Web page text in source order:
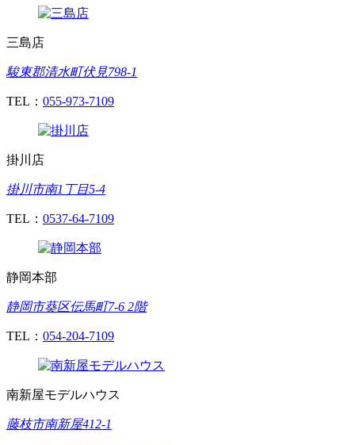
三島店
駿東郡清水町伏見798-1
TEL： 055-973-7109
掛川店
掛川市南1丁目5-4
TEL： 0537-64-7109
静岡本部
静岡市葵区伝馬町7-6 2階
TEL： 054-204-7109
南新屋モデルハウス
藤枝市南新屋412-1